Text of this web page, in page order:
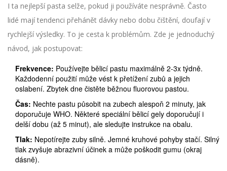
I ta nejlepší pasta selže, pokud ji používáte nesprávně. Často
lidé mají tendenci přehánět dávky nebo dobu čištění, doufají v
rychlejší výsledky. To je cesta k problémům. Zde je jednoduchý
návod, jak postupovat:
Frekvence: Používejte bělicí pastu maximálně 2-3x týdně.
Každodenní použití může vést k přetížení zubů a jejich
oslabení. Zbytek dne čistěte běžnou fluorovou pastou.
Čas: Nechte pastu působit na zubech alespoň 2 minuty, jak
doporučuje WHO. Některé speciální bělicí gely doporučují i
delší dobu (až 5 minut), ale sledujte instrukce na obalu.
Tlak: Nepotírejte zuby silně. Jemné kruhové pohyby stačí. Silný
tlak zvyšuje abrazivní účinek a může poškodit gumu (okraj
dásně).